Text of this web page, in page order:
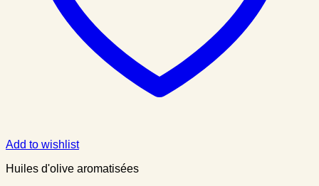
Add to wishlist
Huiles d'olive aromatisées